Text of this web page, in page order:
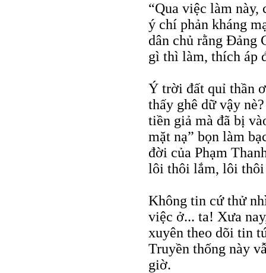
“Qua việc làm này,
ý chí phản kháng
dân chủ rằng Đảng
gì thì làm, thích áp
Ý trời đất quỉ thần
thấy ghê dữ vậy
tiền giả mà đã bị
mặt nạ” bọn làm
đời của Phạm
lôi thôi lắm, lôi
Không tin cứ thử
việc ở... ta! Xưa
xuyên theo dõi tin
Truyền thống này
giờ.